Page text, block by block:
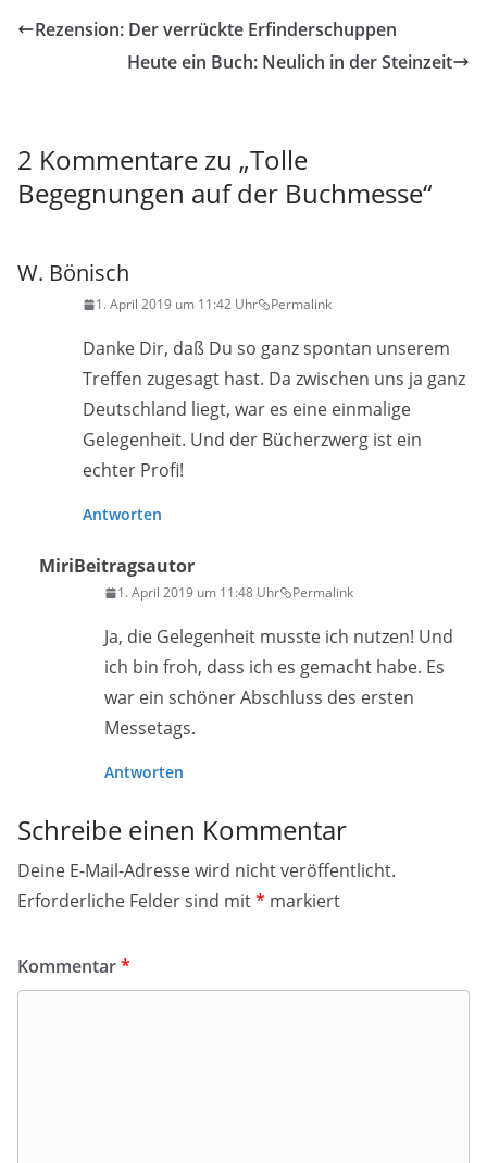
Rezension: Der verrückte Erfinderschuppen
Heute ein Buch: Neulich in der Steinzeit
2 Kommentare zu „Tolle
Begegnungen auf der Buchmesse“
W. Bönisch
1. April 2019 um 11:42 Uhr Permalink
Danke Dir, daß Du so ganz spontan unserem
Treffen zugesagt hast. Da zwischen uns ja ganz
Deutschland liegt, war es eine einmalige
Gelegenheit. Und der Bücherzwerg ist ein
echter Profi!
Antworten
MiriBeitragsautor
1. April 2019 um 11:48 Uhr Permalink
Ja, die Gelegenheit musste ich nutzen! Und
ich bin froh, dass ich es gemacht habe. Es
war ein schöner Abschluss des ersten
Messetags.
Antworten
Schreibe einen Kommentar
Deine E-Mail-Adresse wird nicht veröffentlicht.
Erforderliche Felder sind mit* markiert
Kommentar*